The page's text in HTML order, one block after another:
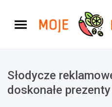
Słodycze
doskonałe